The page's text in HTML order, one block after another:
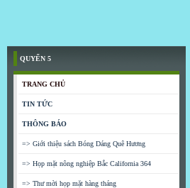
QUYỂN 5
TRANG CHỦ
TIN TỨC
THÔNG BÁO
=> Giới thiệu sách Bóng Dáng Quê Hương
=> Họp mặt nông nghiệp Bắc California 364
=> Thư mời họp mặt hàng tháng